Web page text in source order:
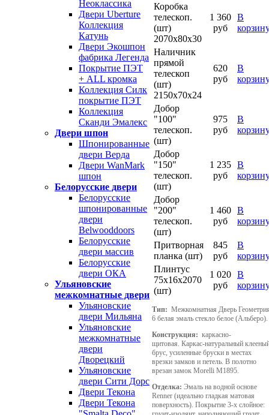
Неоклассика
Двери Uberture
Коллекция
Катунь
Двери Экошпон
фабрика Легенда
Покрытие ПЭТ
+ ALL кромка
Коллекция Силк
покрытие ПЭТ
Коллекция
Сканди Эмалекс
Двери шпон
Шпонированные
двери Верда
Двери WanMark
шпон
Белорусские двери
Белорусские
шпонированные
двери
Belwooddoors
Белорусские
двери массив
Белорусские
двери ОКА
Ульяновские
межкомнатные двери
Ульяновские
двери Мильяна
Ульяновские
межкомнатные
двери
Дворецкий
Ульяновские
двери Сити Дорс
Двери Текона
Двери Текона
Коробка
телескоп.
(шт)
2070х80х30
1 360
руб
В
Наличник
прямой
телескоп
(шт)
2150х70х24
620
руб
В
Добор
"100"
телескоп.
(шт)
975
руб
В
Добор
"150"
телескоп.
(шт)
1 235
руб
В
Добор
"200"
телескоп.
(шт)
1 460
руб
В
Притворная
планка (шт)
845
руб
В
Плинтус
75х16х2070
(шт)
1 020
руб
В
Тип: Межкомнатная Дверь
6 белая эмаль стекло белое (Альберо).
Конструкция: каркасно-
щитовая. Каркас-натуральный
брус, усиленные бруски в местах
врезки замков и петель. В полотно
врезан замок Morelli M1895.
Отделка: Эмаль на водной основе
Renner (идеально гладкая матовая
поверхность). Покрытие 3-х слойное: